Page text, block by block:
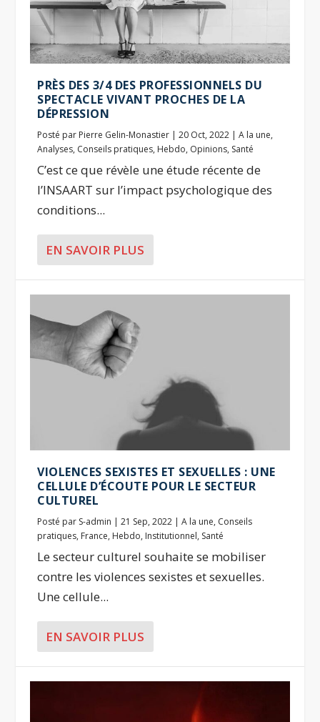
PRÈS DES 3/4 DES PROFESSIONNELS DU
SPECTACLE VIVANT PROCHES DE LA
DÉPRESSION
Posté par Pierre Gelin-Monastier |20 Oct, 2022 |A la une,
Analyses, Conseils pratiques, Hebdo, Opinions, Santé
C’est ce que révèle une étude récente de
l’INSAART sur l’impact psychologique des
conditions...
EN SAVOIR PLUS
VIOLENCES SEXISTES ET SEXUELLES : UNE
CELLULE D’ÉCOUTE POUR LE SECTEUR
CULTUREL
Posté par S-admin |21 Sep, 2022 |A la une, Conseils
pratiques, France, Hebdo, Institutionnel, Santé
Le secteur culturel souhaite se mobiliser
contre les violences sexistes et sexuelles.
Une cellule...
EN SAVOIR PLUS